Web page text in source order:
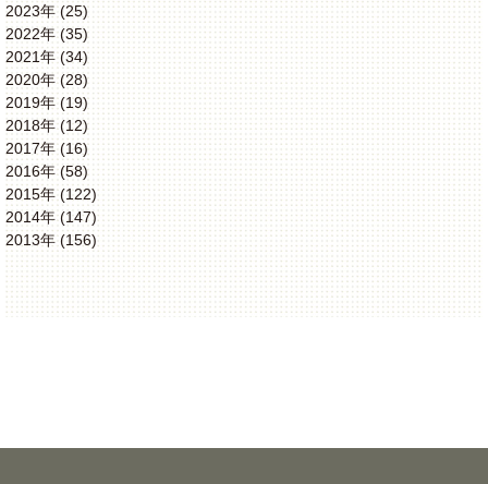
2023年 (25)
2022年 (35)
2021年 (34)
2020年 (28)
2019年 (19)
2018年 (12)
2017年 (16)
2016年 (58)
2015年 (122)
2014年 (147)
2013年 (156)